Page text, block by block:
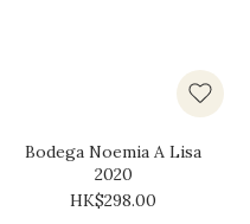
Bodega Noemia A Lisa
2020
HK$298.00